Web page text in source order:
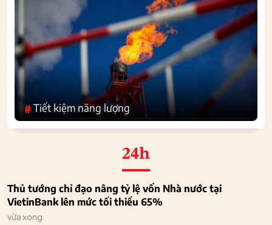
#Tiết kiệm năng lượng
24h
Thủ tướng chỉ đạo nâng tỷ lệ vốn Nhà nước tại
VietinBank lên mức tối thiểu 65%
vừa xong